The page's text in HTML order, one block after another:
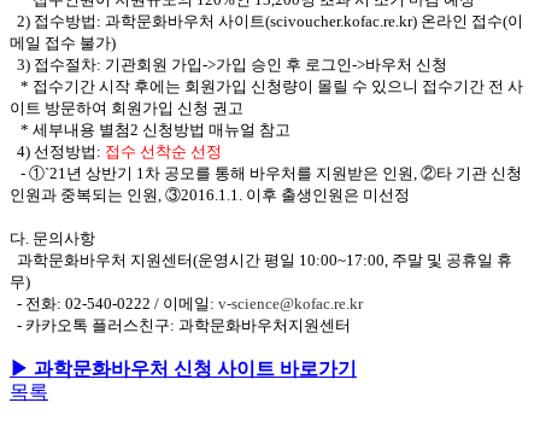
2) 접수방법: 과학문화바우처 사이트(scivoucher.kofac.re.kr) 온라인 접수(이
메일 접수 불가)
3) 접수절차: 기관회원 가입->가입 승인 후 로그인->바우처 신청
* 접수기간 시작 후에는 회원가입 신청량이 몰릴 수 있으니 접수기간 전 사
이트 방문하여 회원가입 신청 권고
* 세부내용 별첨2 신청방법 매뉴얼 참고
4) 선정방법: 접수 선착순 선정
- ①`21년 상반기 1차 공모를 통해 바우처를 지원받은 인원, ②타 기관 신청
인원과 중복되는 인원, ③2016.1.1. 이후 출생인원은 미선정
다. 문의사항
과학문화바우처 지원센터(운영시간 평일 10:00~17:00, 주말 및 공휴일 휴
무)
- 전화: 02-540-0222 / 이메일: v-science@kofac.re.kr
- 카카오톡 플러스친구: 과학문화바우처지원센터
▶ 과학문화바우처 신청 사이트 바로가기
목록